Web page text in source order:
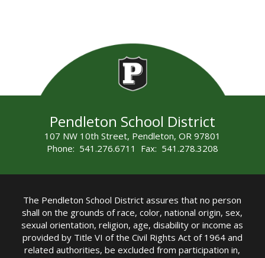
Pendleton School District
107 NW 10th Street, Pendleton, OR 97801
Phone: 541.276.6711 Fax: 541.278.3208
The Pendleton School District assures that no person
shall on the grounds of race, color, national origin, sex,
sexual orientation, religion, age, disability or income as
provided by Title VI of the Civil Rights Act of 1964 and
related authorities, be excluded from participation in,